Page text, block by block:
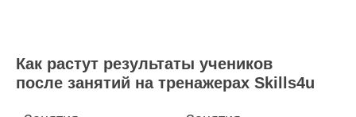
Как растут результаты учеников
после занятий на тренажерах Skills4u